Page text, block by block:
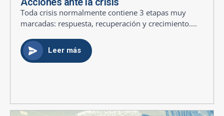
Toda crisis normalmente contiene 3 etapas muy
marcadas: respuesta, recuperación y crecimiento....
Leer más